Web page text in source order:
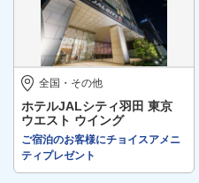
全国・その他
ホテルJALシティ羽田 東京
ウエスト ウイング
ご宿泊のお客様にチョイスアメニ
ティプレゼント